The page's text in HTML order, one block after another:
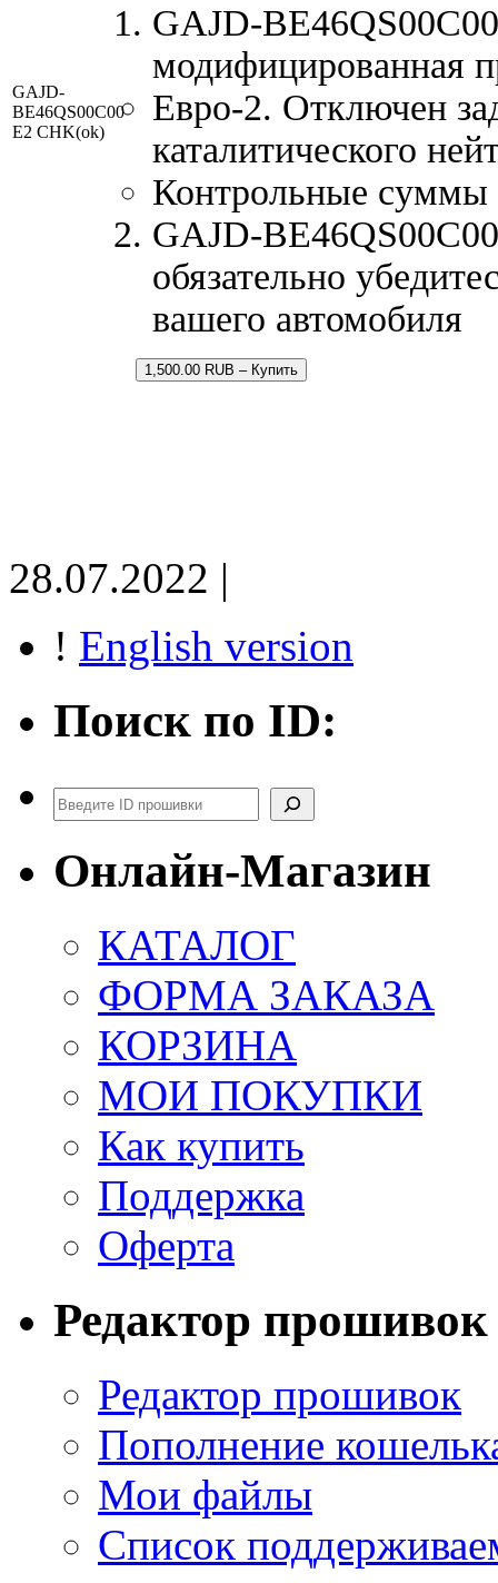
GAJD-
BE46QS00C00
E2 CHK(ok)
GAJD-
модифицированная
Евро-2. Отключен
каталитического
Контрольные суммы
GAJD-
обязательно
вашего автомобиля
1,500.00 RUB – Купить
28.07.2022 |
! English version
Поиск по ID:
Поиск
Онлайн-Магазин
КАТАЛОГ
ФОРМА ЗАКАЗА
КОРЗИНА
МОИ ПОКУПКИ
Как купить
Поддержка
Оферта
Редактор прошивок
Редактор прошивок
Пополнение
Мои файлы
Список